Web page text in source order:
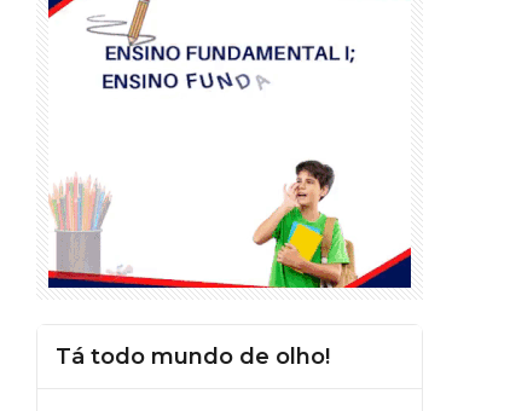
Tá todo mundo de olho!